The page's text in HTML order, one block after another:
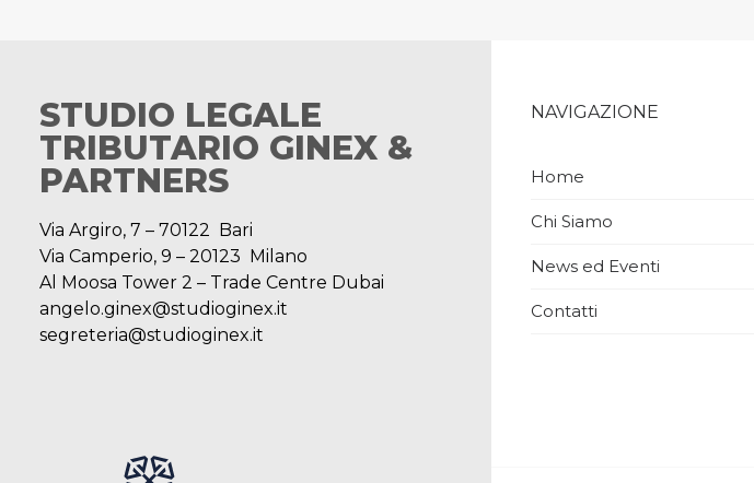
STUDIO LEGALE
TRIBUTARIO GINEX &
PARTNERS
Via Argiro, 7 – 70122 Bari
Via Camperio, 9 – 20123 Milano
Al Moosa Tower 2 – Trade Centre Dubai
angelo.ginex@studioginex.it
segreteria@studioginex.it
NAVIGAZIONE
Home
Chi Siamo
News ed Eventi
Contatti